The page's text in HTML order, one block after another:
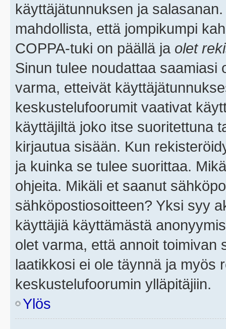
käyttäjätunnuksen ja
mahdollista, että jompikumpi
COPPA-tuki on päällä ja olet
Sinun tulee noudattaa saamiasi
varma, etteivät
keskustelufoorumit vaativat
käyttäjiltä joko itse suoritettuna
kirjautua sisään. Kun
ja kuinka se tulee suorittaa.
ohjeita. Mikäli et saanut
sähköpostiosoitteen? Yksi syy
käyttäjiä käyttämästä
olet varma, että annoit toimivan
laatikkosi ei ole täynnä ja myös
keskustelufoorumin ylläpitäjiin.
Ylös